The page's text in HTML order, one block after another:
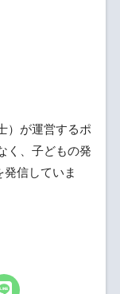
）が運営するポ
く、子どもの発
信していま